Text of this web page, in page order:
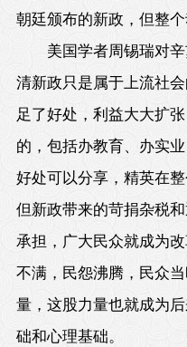
朝廷颁布的新政，但整个
美国学者周锡瑞对
清新政只是属于上流社
足了好处，利益大大扩
的，包括办教育、办实
好处可以分享，精英在
但新政带来的苛捐杂税
承担，广大民众就成为
不满，民怨沸腾，民众
量，这股力量也就成为
础和心理基础。